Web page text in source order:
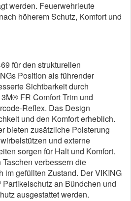
werden. Feuerwehrleute
höherem Schutz, Komfort und
für den strukturellen
Position als führender
Sichtbarkeit durch
FR Comfort Trim und
Reflex. Das Design
und den Komfort erheblich.
bieten zusätzliche Polsterung
und externe
sorgen für Halt und Komfort.
verbessern die
im gefüllten Zustand. Der VIKING
an Bündchen und
ausgestattet werden.